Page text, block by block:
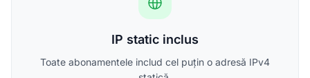
IP static inclus
Toate abonamentele includ cel puțin o adresă IPv4